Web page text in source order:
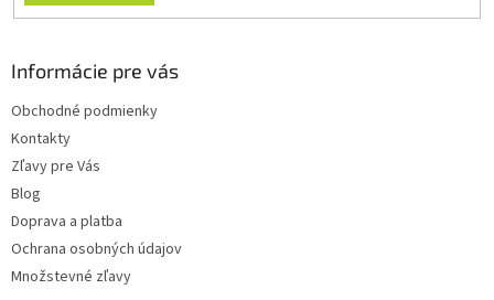
ý
Informácie pre vás
Obchodné podmienky
Kontakty
Zľavy pre Vás
Blog
Doprava a platba
Ochrana osobných údajov
Množstevné zľavy